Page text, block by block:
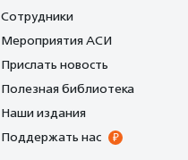
Сотрудники
Мероприятия АСИ
Прислать новость
Полезная библиотека
Наши издания
Поддержать нас